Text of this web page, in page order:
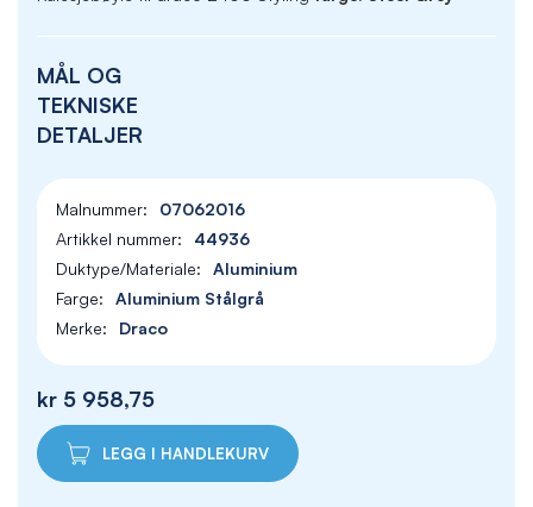
MÅL OG
TEKNISKE
DETALJER
07062016
44936
Aluminium
Aluminium Stålgrå
Draco
kr 5 958,75
LEGG I HANDLEKURV